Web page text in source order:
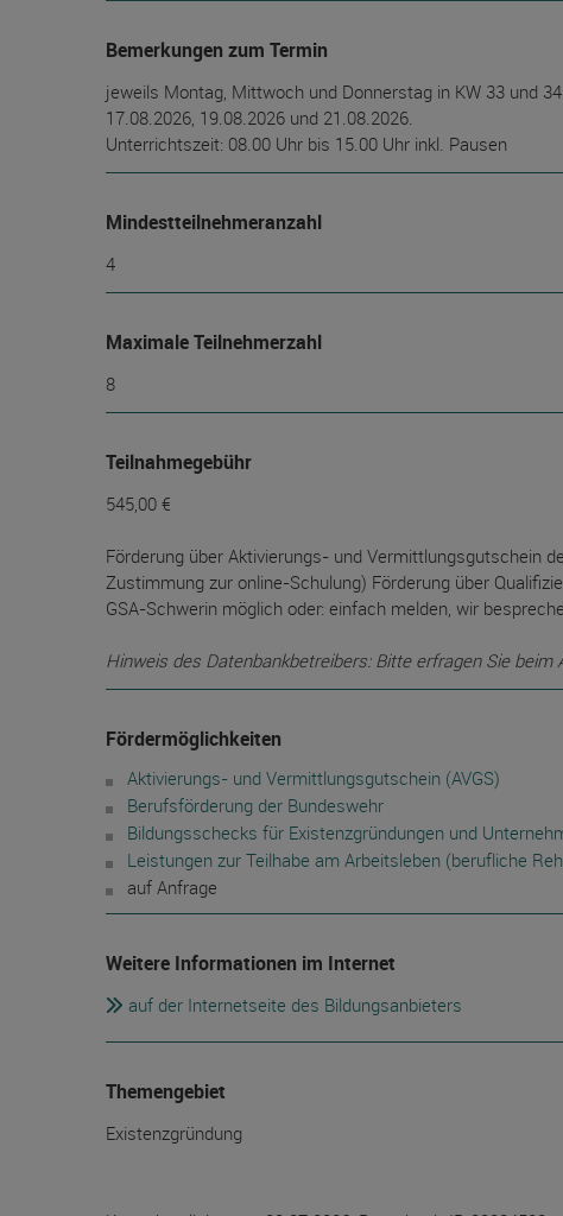
Bemerkungen zum Termin
jeweils Montag, Mittwoch und Donnerstag in KW 33 und
17.08.2026, 19.08.2026 und 21.08.2026.
Unterrichtszeit: 08.00 Uhr bis 15.00 Uhr inkl. Pausen
Mindest­teilnehmer­anzahl
4
Maximale Teilnehmerzahl
8
Teilnahmegebühr
545,00 €
Förderung über Aktivierungs- und Vermittlungsgutschein
Zustimmung zur online-Schulung) Förderung über
GSA-Schwerin möglich oder: einfach melden, wir
Hinweis des Datenbankbetreibers: Bitte erfragen Sie
Fördermöglichkeiten
Aktivierungs- und Vermittlungsgutschein (AVGS)
Berufsförderung der Bundeswehr
Bildungsschecks für Existenzgründungen und
Leistungen zur Teilhabe am Arbeitsleben (berufliche
auf Anfrage
Weitere Informationen im Internet
auf der Internetseite des Bildungsanbieters
Themengebiet
Existenzgründung